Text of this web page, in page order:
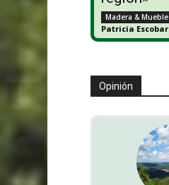
Madera & Mueble
Patricia Escobar
Opinión